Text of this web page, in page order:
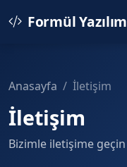
Formül Yazılım
Anasayfa İletişim
İletişim
Bizimle iletişime geçin